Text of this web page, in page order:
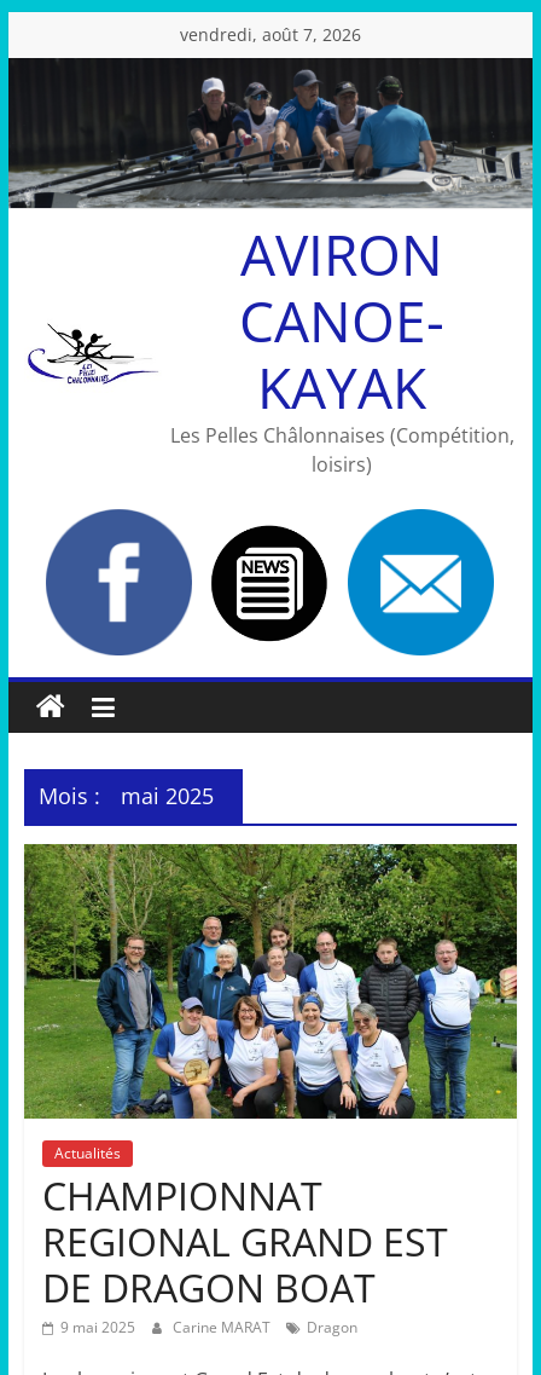
au
vendredi, août 7, 2026
AVIRON
CANOE-
KAYAK
Les Pelles Châlonnaises (Compétition,
loisirs)
Mois : mai 2025
Actualités
CHAMPIONNAT
REGIONAL GRAND EST
DE DRAGON BOAT
9 mai 2025 Carine MARAT Dragon